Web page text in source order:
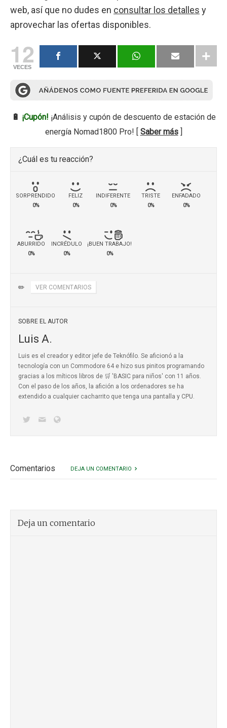
web, así que no dudes en consultar los detalles y
aprovechar las ofertas disponibles.
12
VECES
🔋 ¡Cupón! ¡Análisis y cupón de descuento de estación de
energía Nomad1800 Pro! [ Saber más]
¿Cuál es tu reacción?
SORPRENDIDO
0%
FELIZ
0%
INDIFERENTE
0%
TRISTE
0%
ENFADADO
0%
ABURRIDO
0%
INCRÉDULO
0%
¡BUEN TRABAJO!
0%
✏️ VER COMENTARIOS
SOBRE EL AUTOR
Luis A.
Luis es el creador y editor jefe de Teknófilo. Se aficionó a la
tecnología con un Commodore 64 e hizo sus pinitos programando
gracias a los míticos libros de 🛒 'BASIC para niños' con 11 años.
Con el paso de los años, la afición a los ordenadores se ha
extendido a cualquier cacharrito que tenga una pantalla y CPU.
Comentarios DEJA UN COMENTARIO
Deja un comentario